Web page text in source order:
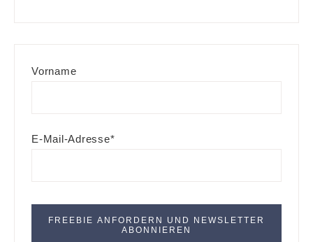
Vorname
E-Mail-Adresse*